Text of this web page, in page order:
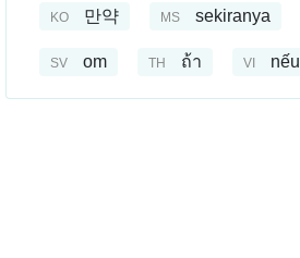
KO 만약 MS sekiranya
SV om TH ถ้า VI nếu